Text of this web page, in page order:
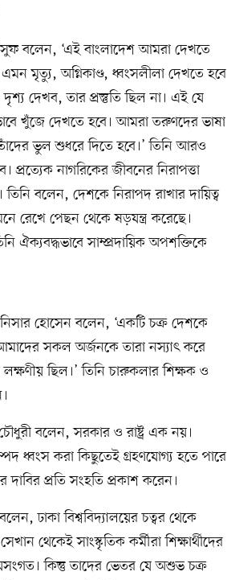
বলেন, ‘এই বাংলাদেশ আমরা দেখতে
মৃত্যু, অগ্নিকাণ্ড, ধ্বংসলীলা দেখতে হবে
দেখব, তার প্রস্তুতি ছিল না। এই যে
খুঁজে দেখতে হবে। আমরা তরুণদের ভাষা
ভুল শুধরে দিতে হবে।’ তিনি আরও
প্রত্যেক নাগরিকের জীবনের নিরাপত্তা
তিনি বলেন, দেশকে নিরাপদ রাখার দায়িত্ব
রেখে পেছন থেকে ষড়যন্ত্র করেছে।
ঐক্যবদ্ধভাবে সাম্প্রদায়িক অপশক্তিকে
হোসেন বলেন, ‘একটি চক্র দেশকে
আমাদের সকল অর্জনকে তারা নস্যাৎ করে
লক্ষণীয় ছিল।’ তিনি চারুকলার শিক্ষক ও
বলেন, সরকার ও রাষ্ট্র এক নয়।
ধ্বংস করা কিছুতেই গ্রহণযোগ্য হতে পারে
দাবির প্রতি সংহতি প্রকাশ করেন।
ঢাকা বিশ্ববিদ্যালয়ের চত্বর থেকে
থেকেই সাংস্কৃতিক কর্মীরা শিক্ষার্থীদের
কিন্তু তাদের ভেতর যে অশুভ চক্র